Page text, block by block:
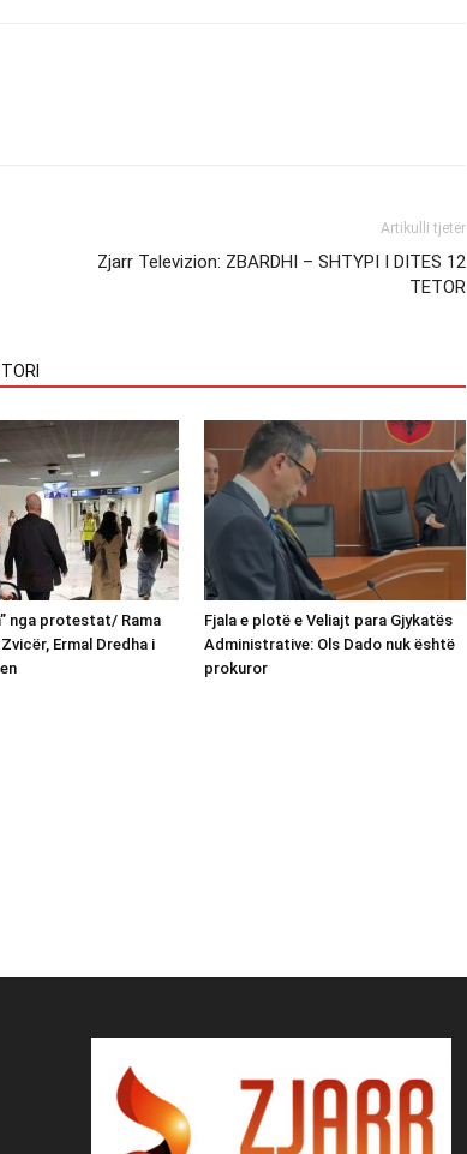
Artikulli tjetër
Zjarr Televizion: ZBARDHI – SHTYPI I DITES 12
TETOR
nga protestat/ Rama
Ermal Dredha i
Fjala e plotë e Veliajt para Gjykatës
Administrative: Ols Dado nuk është
prokuror